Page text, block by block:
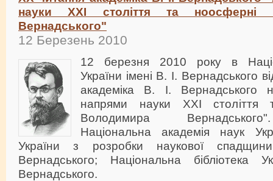
науки XXI століття та ноосферні
Вернадського"
12 Березень 2010
12 березня 2010 року в
України імені В. І. Вернадського
академіка В. І. Вернадського
напрями науки XXI століття
Володимира
Національна академія наук
України з розробки наукової
Вернадського; Національна бібліотека
Вернадського.